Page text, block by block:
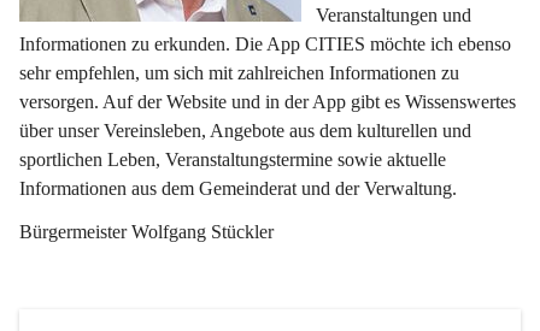
Veranstaltungen und
Informationen zu erkunden. Die App CITIES möchte ich ebenso
sehr empfehlen, um sich mit zahlreichen Informationen zu
versorgen. Auf der Website und in der App gibt es Wissenswertes
über unser Vereinsleben, Angebote aus dem kulturellen und
sportlichen Leben, Veranstaltungstermine sowie aktuelle
Informationen aus dem Gemeinderat und der Verwaltung.
Bürgermeister Wolfgang Stückler